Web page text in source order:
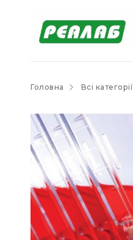
Головна Всі категорії